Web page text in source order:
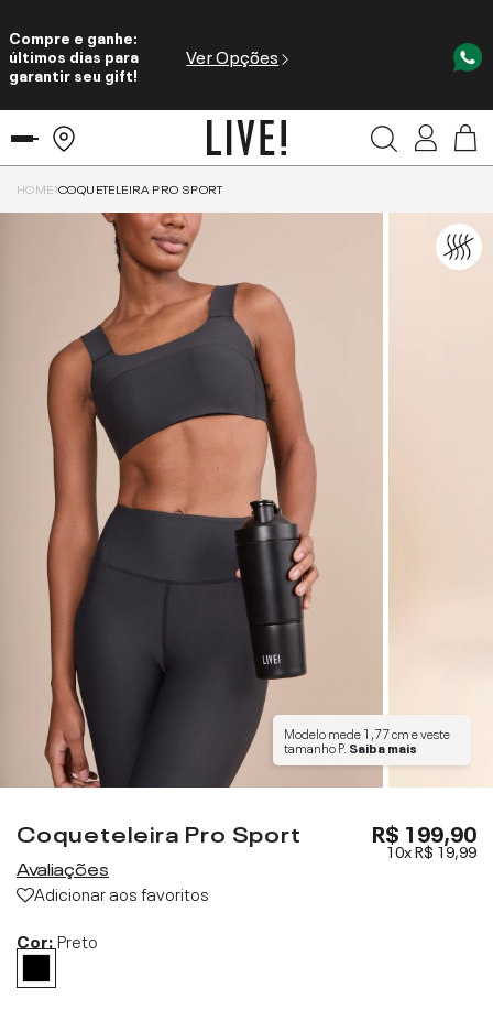
Compre e ganhe:
últimos dias para
garantir seu gift!
Ver Opções
HOME COQUETELEIRA PRO SPORT
Modelo mede1,77 cme veste
tamanhoP. Saiba mais
Coqueteleira Pro Sport
Avaliações
Adicionar aos favoritos
R$ 199,90
10xR$ 19,99
Cor:Preto